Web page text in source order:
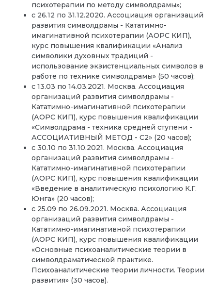
психотерапии по методу символдрамы»;
с 26.12 по 31.12.2020. Ассоциация организаций
развития символдрамы - Кататимно-
имагинативной психотерапии (АОРС КИП),
курс повышения квалификации «Анализ
символики духовных традиций -
использование экзистенциальных символов в
работе по технике символдрамы» (50 часов);
с 13.03 по 14.03.2021. Москва. Ассоциация
организаций развития символдрамы -
Кататимно-имагинативной психотерапии
(АОРС КИП), курс повышения квалификации
«Символдрама - техника средней ступени -
АССОЦИАТИВНЫЙ МЕТОД - С2» (20 часов);
с 30.10 по 31.10.2021. Москва. Ассоциация
организаций развития символдрамы -
Кататимно-имагинативной психотерапии
(АОРС КИП), курс повышения квалификации
«Введение в аналитическую психологию К.Г.
Юнга» (20 часов);
с 25.09 по 26.09.2021. Москва. Ассоциация
организаций развития символдрамы -
Кататимно-имагинативной психотерапии
(АОРС КИП), курс повышения квалификации
«Основные психоаналитические теории в
символдраматической практике.
Психоаналитические теории личности. Теории
развития» (30 часов).